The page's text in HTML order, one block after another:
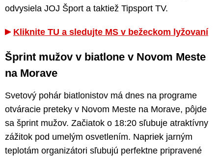
odvysiela JOJ Šport a taktiež Tipsport TV.
Kliknite TU a sledujte MS v bežeckom lyžovaní
Šprint mužov v biatlone v Novom Meste
na Morave
Svetový pohár biatlonistov má dnes na programe
otváracie preteky v Novom Meste na Morave, pôjde
sa šprint mužov. Začiatok o 18:20 sľubuje atraktívny
zážitok pod umelým osvetlením. Napriek jarným
teplotám organizátori sľubujú perfektne pripravené